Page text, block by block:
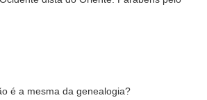
é a mesma da genealogia?